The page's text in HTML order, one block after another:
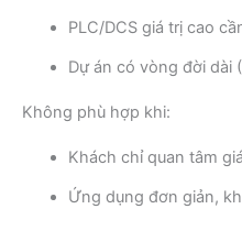
PLC/DCS giá trị cao
Dự án có vòng đời dài
Không phù hợp khi:
Khách chỉ quan tâm
Ứng dụng đơn giản,